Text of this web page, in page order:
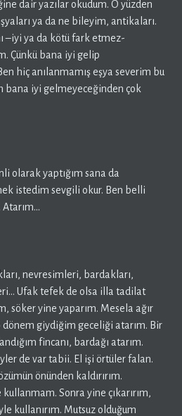
dair yazılar okudum. O yüzden
ya da ne bileyim, antikaları.
–iyi ya da kötü fark etmez-
Çünkü bana iyi gelip
hiç anılanmamış eşya severim bu
bana iyi gelmeyeceğinden çok
olarak yaptığım sana da
istedim sevgili okur. Ben belli
Atarım…
nevresimleri, bardakları,
Ufak tefek de olsa illa tadilat
söker yine yaparım. Mesela ağır
dönem giydiğim geceliği atarım. Bir
fincanı, bardağı atarım.
de var tabii. El işi örtüler falan.
önünden kaldırırım.
kullanmam. Sonra yine çıkarırım,
kullanırım. Mutsuz olduğum